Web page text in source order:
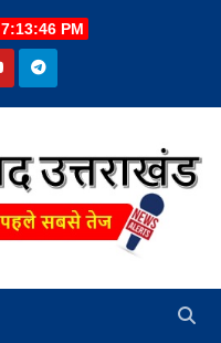
7:13:46 PM